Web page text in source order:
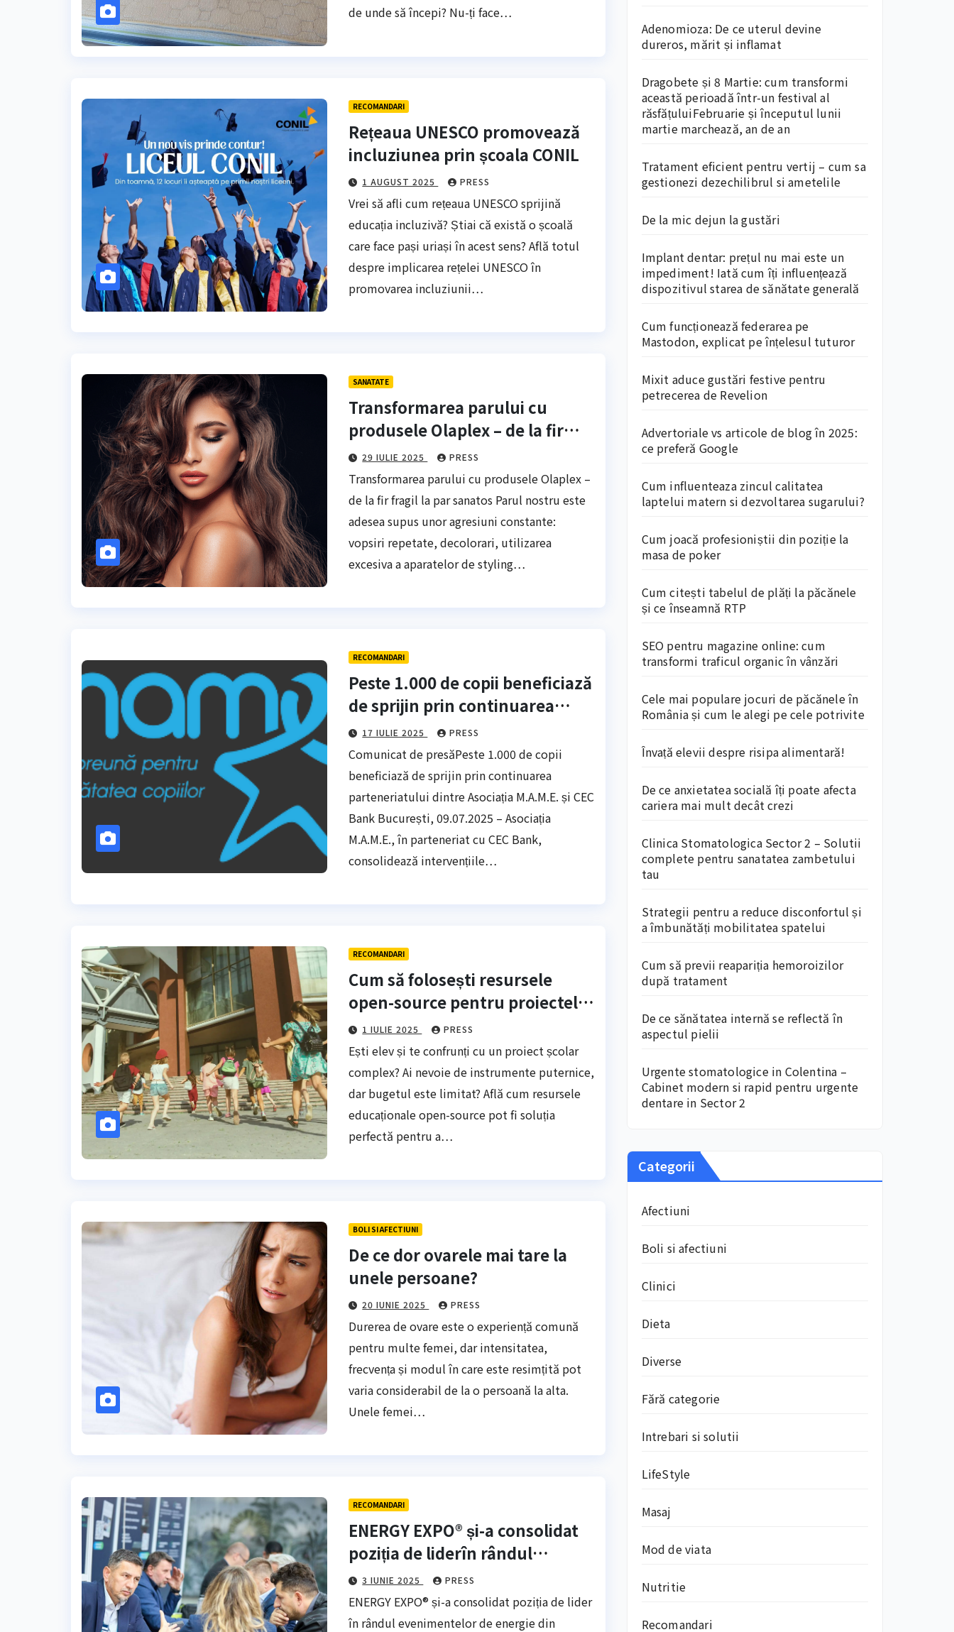
de unde să începi? Nu-ți face…
RECOMANDARI
Rețeaua UNESCO promovează
incluziunea prin școala CONIL
1 AUGUST 2025 PRESS
Vrei să afli cum rețeaua UNESCO sprijină
educația incluzivă? Știai că există o școală
care face pași uriași în acest sens? Află totul
despre implicarea rețelei UNESCO în
promovarea incluziunii…
SANATATE
Transformarea parului cu
produsele Olaplex – de la fir
fragil la par sanatos
29 IULIE 2025 PRESS
Transformarea parului cu produsele Olaplex –
de la fir fragil la par sanatos Parul nostru este
adesea supus unor agresiuni constante:
vopsiri repetate, decolorari, utilizarea
excesiva a aparatelor de styling…
RECOMANDARI
Peste 1.000 de copii beneficiază
de sprijin prin continuarea
parteneriatului dintre Asociația
M.A.M.E. și CEC Bank
17 IULIE 2025 PRESS
Comunicat de presăPeste 1.000 de copii
beneficiază de sprijin prin continuarea
parteneriatului dintre Asociația M.A.M.E. și CEC
Bank București, 09.07.2025 – Asociația
M.A.M.E., în parteneriat cu CEC Bank,
consolidează intervențiile…
RECOMANDARI
Cum să folosești resursele
open-source pentru proiectele
școlare
1 IULIE 2025 PRESS
Ești elev și te confrunți cu un proiect școlar
complex? Ai nevoie de instrumente puternice,
dar bugetul este limitat? Află cum resursele
educaționale open-source pot fi soluția
perfectă pentru a…
BOLI SI AFECTIUNI
De ce dor ovarele mai tare la
unele persoane?
20 IUNIE 2025 PRESS
Durerea de ovare este o experiență comună
pentru multe femei, dar intensitatea,
frecvența și modul în care este resimțită pot
varia considerabil de la o persoană la alta.
Unele femei…
RECOMANDARI
ENERGY EXPO® și-a consolidat
poziția de liderîn rândul
evenimentelor de energie din
Europa de Sud-Est
3 IUNIE 2025 PRESS
ENERGY EXPO® și-a consolidat poziția de lider
în rândul evenimentelor de energie din
Adenomioza: De ce uterul devine
dureros, mărit și inflamat
Dragobete și 8 Martie: cum transformi
această perioadă într-un festival al
răsfățuluiFebruarie și începutul lunii
martie marchează, an de an
Tratament eficient pentru vertij – cum sa
gestionezi dezechilibrul si ametelile
De la mic dejun la gustări
Implant dentar: prețul nu mai este un
impediment! Iată cum îți influențează
dispozitivul starea de sănătate generală
Cum funcționează federarea pe
Mastodon, explicat pe înțelesul tuturor
Mixit aduce gustări festive pentru
petrecerea de Revelion
Advertoriale vs articole de blog în 2025:
ce preferă Google
Cum influenteaza zincul calitatea
laptelui matern si dezvoltarea sugarului?
Cum joacă profesioniștii din poziție la
masa de poker
Cum citești tabelul de plăți la păcănele
și ce înseamnă RTP
SEO pentru magazine online: cum
transformi traficul organic în vânzări
Cele mai populare jocuri de păcănele în
România și cum le alegi pe cele potrivite
Învață elevii despre risipa alimentară!
De ce anxietatea socială îți poate afecta
cariera mai mult decât crezi
Clinica Stomatologica Sector 2 – Solutii
complete pentru sanatatea zambetului
tau
Strategii pentru a reduce disconfortul și
a îmbunătăți mobilitatea spatelui
Cum să previi reapariția hemoroizilor
după tratament
De ce sănătatea internă se reflectă în
aspectul pielii
Urgente stomatologice in Colentina –
Cabinet modern si rapid pentru urgente
dentare in Sector 2
Categorii
Afectiuni
Boli si afectiuni
Clinici
Dieta
Diverse
Fără categorie
Intrebari si solutii
LifeStyle
Masaj
Mod de viata
Nutritie
Recomandari